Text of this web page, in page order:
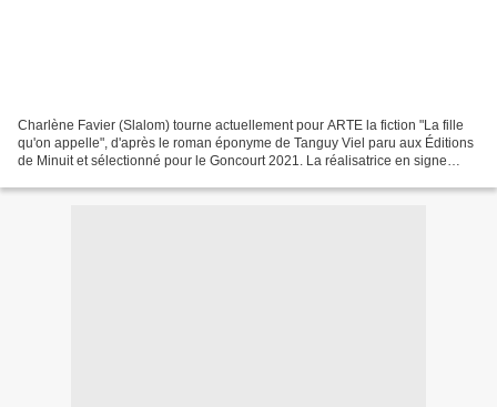
Charlène Favier (Slalom) tourne actuellement pour ARTE la fiction "La fille
qu'on appelle", d'après le roman éponyme de Tanguy Viel paru aux Éditions
de Minuit et sélectionné pour le Goncourt 2021. La réalisatrice en signe